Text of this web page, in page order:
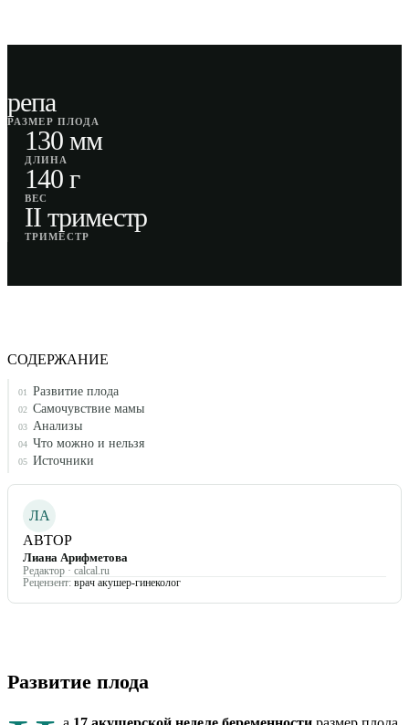
репа
РАЗМЕР ПЛОДА
130 мм
ДЛИНА
140 г
ВЕС
II триместр
ТРИМЕСТР
СОДЕРЖАНИЕ
01 Развитие плода
02 Самочувствие мамы
03 Анализы
04 Что можно и нельзя
05 Источники
ЛА
АВТОР
Лиана Арифметова
Редактор · calcal.ru
Рецензент: врач акушер-гинеколог
Развитие плода